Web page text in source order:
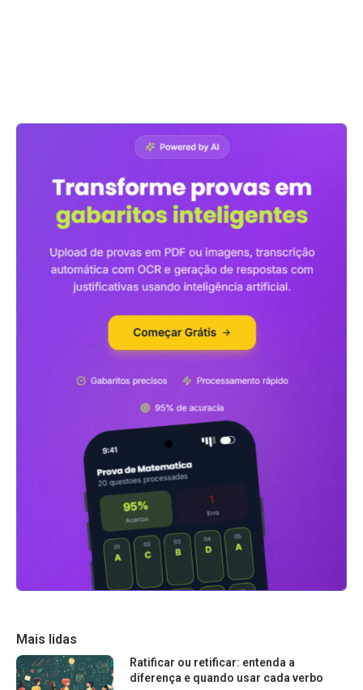
Mais lidas
Ratificar ou retificar: entenda a
diferença e quando usar cada verbo